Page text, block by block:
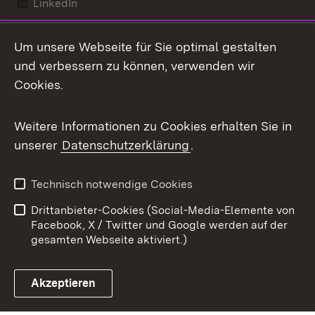
LinkedIn
X / Twitter
Youtube
Link zum Landesportal
Kontakt
Datenschutz
Barrierefreiheit
Impressum
Cookies
Um unsere Webseite für Sie optimal gestalten
und verbessern zu können, verwenden wir
Cookies.
Weitere Informationen zu Cookies erhalten Sie in
unserer Datenschutzerklärung.
Technisch notwendige Cookies
Drittanbieter-Cookies (Social-Media-Elemente von
Facebook, X / Twitter und Google werden auf der
gesamten Webseite aktiviert.)
Akzeptieren